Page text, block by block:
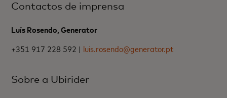
Contactos de imprensa
Luís Rosendo, Generator
+351 917 228 592 | luis.rosendo@generator.pt
Sobre a Ubirider